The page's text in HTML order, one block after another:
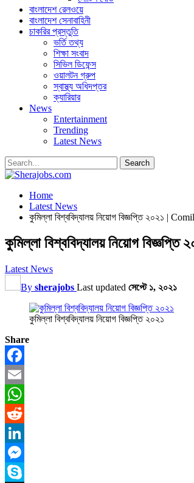
বাংলাদেশ রেলওয়ে
বাংলাদেশ সেনাবাহিনী
চাকরির প্রস্তুতি
ভর্তি তথ্য
শিক্ষা সংবাদ
সিভিল ডিফেন্স
ওয়ালটন গ্রুপ
স্বাস্থ্য অধিদপ্তর
ক্যারিয়ার
News
Entertainment
Trending
Latest News
Home
Latest News
কুমিল্লা বিশ্ববিদ্যালয় নিয়োগ বিজ্ঞপ্তি ২০২১ |
কুমিল্লা বিশ্ববিদ্যালয় নিয়োগ
Latest News
By sherajobs Last updated সেপ্টে ১, ২০২১
কুমিল্লা বিশ্ববিদ্যালয় নিয়োগ বিজ্ঞপ্তি ২০২১
Share
Facebook
Email
WhatsApp
Reddit
LinkedIn
Messenger